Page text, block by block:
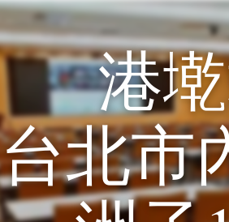
港
台北市